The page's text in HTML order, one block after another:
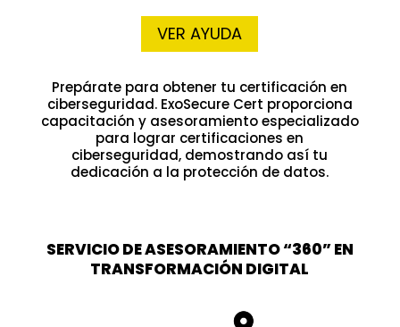
VER AYUDA
Prepárate para obtener tu certificación en
ciberseguridad. ExoSecure Cert proporciona
capacitación y asesoramiento especializado
para lograr certificaciones en
ciberseguridad, demostrando así tu
dedicación a la protección de datos.
SERVICIO DE ASESORAMIENTO “360” EN
TRANSFORMACIÓN DIGITAL